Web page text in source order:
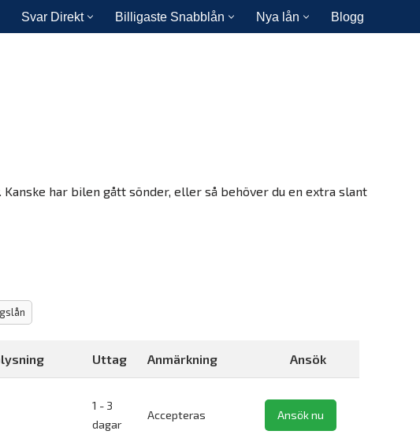
Svar Direkt Billigaste Snabblån Nya lån Blogg
har bilen gått sönder, eller så behöver du en extra slant
Uttag Anmärkning Ansök
1 - 3
dagar
Accepteras Ansök nu